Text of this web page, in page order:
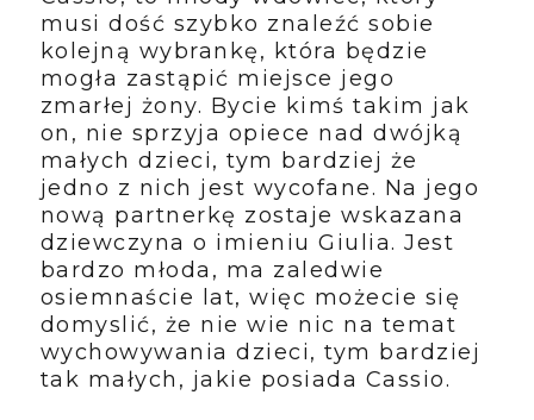
musi dość szybko znaleźć sobie
kolejną wybrankę, która będzie
mogła zastąpić miejsce jego
zmarłej żony. Bycie kimś takim jak
on, nie sprzyja opiece nad dwójką
małych dzieci, tym bardziej że
jedno z nich jest wycofane. Na jego
nową partnerkę zostaje wskazana
dziewczyna o imieniu Giulia. Jest
bardzo młoda, ma zaledwie
osiemnaście lat, więc możecie się
domyslić, że nie wie nic na temat
wychowywania dzieci, tym bardziej
tak małych, jakie posiada Cassio.